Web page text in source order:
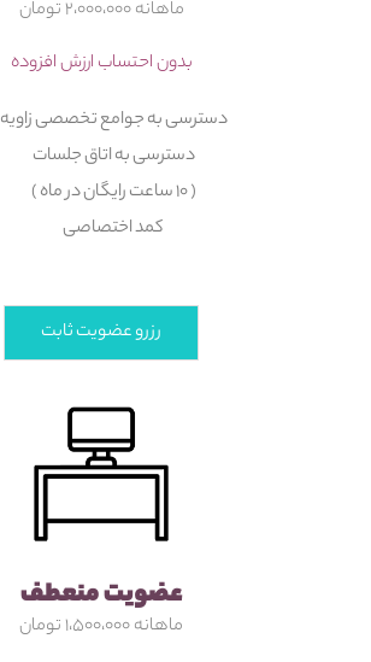
ماهانه ۲،۰۰۰،۰۰۰ تومان
بدون احتساب ارزش افزوده
دسترسی به جوامع تخصصی زاویه
دسترسی به اتاق جلسات
( ۱۰ ساعت رایگان در ماه )
کمد اختصاصی
رزرو عضویت ثابت
عضویت منعطف
ماهانه ۱،۵۰۰،۰۰۰ تومان